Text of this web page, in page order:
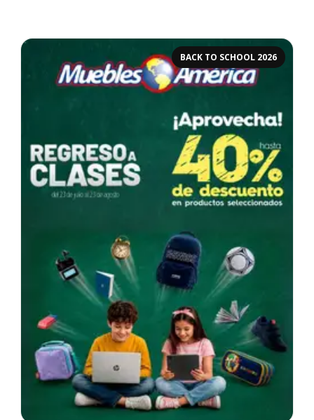
BACK TO SCHOOL 2026